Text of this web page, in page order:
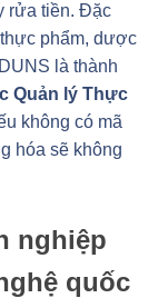
rửa tiền. Đặc
phẩm, dược
là thành
Quản lý Thực
không có mã
hóa sẽ không
nghiệp
quốc